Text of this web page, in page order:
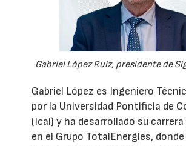
Gabriel López Ruiz, presidente de
Gabriel López es Ingeniero
por la Universidad Pontificia de
(Icai) y ha desarrollado su
en el Grupo TotalEnergies,